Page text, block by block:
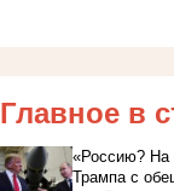
Главное в
«Россию? На
Трампа с